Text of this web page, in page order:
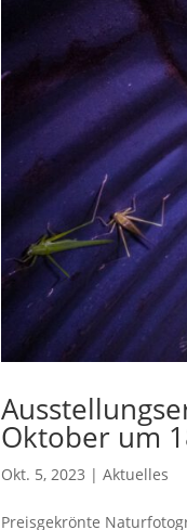
Oktober um
Okt. 5, 2023 |Aktuelles
Preisgekrönte